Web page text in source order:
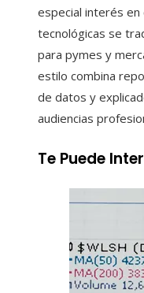
especial interés en
tecnológicas se
para pymes y
estilo combina
de datos y
audiencias
Te Puede